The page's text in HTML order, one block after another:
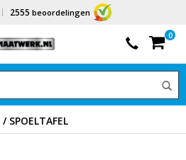
2555 beoordelingen
0
/ SPOELTAFEL